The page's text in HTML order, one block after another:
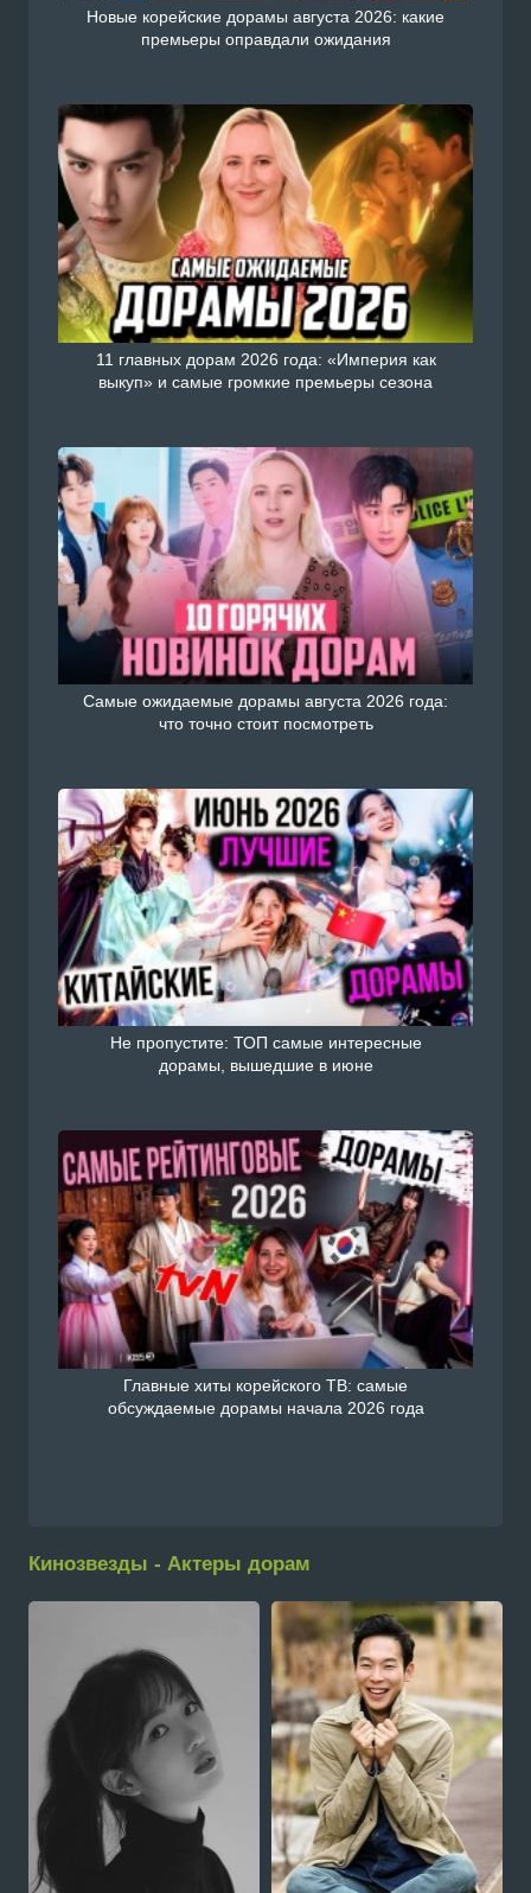
Новые корейские дорамы августа 2026: какие
премьеры оправдали ожидания
11 главных дорам 2026 года: «Империя как
выкуп» и самые громкие премьеры сезона
Самые ожидаемые дорамы августа 2026 года:
что точно стоит посмотреть
Не пропустите: ТОП самые интересные
дорамы, вышедшие в июне
Главные хиты корейского ТВ: самые
обсуждаемые дорамы начала 2026 года
Кинозвезды - Актеры дорам